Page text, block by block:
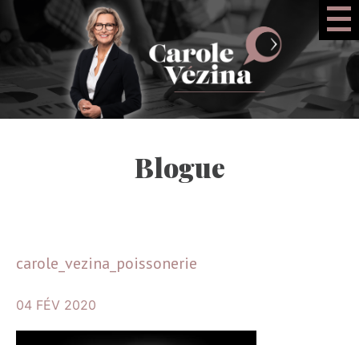
Blogue
carole_vezina_poissonerie
04 FÉV 2020